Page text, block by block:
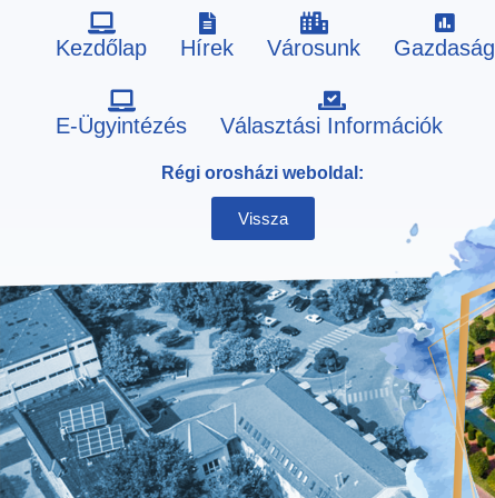
Kezdőlap Hírek Városunk Gazdaság
E-Ügyintézés Választási Információk
Régi orosházi weboldal:
Vissza